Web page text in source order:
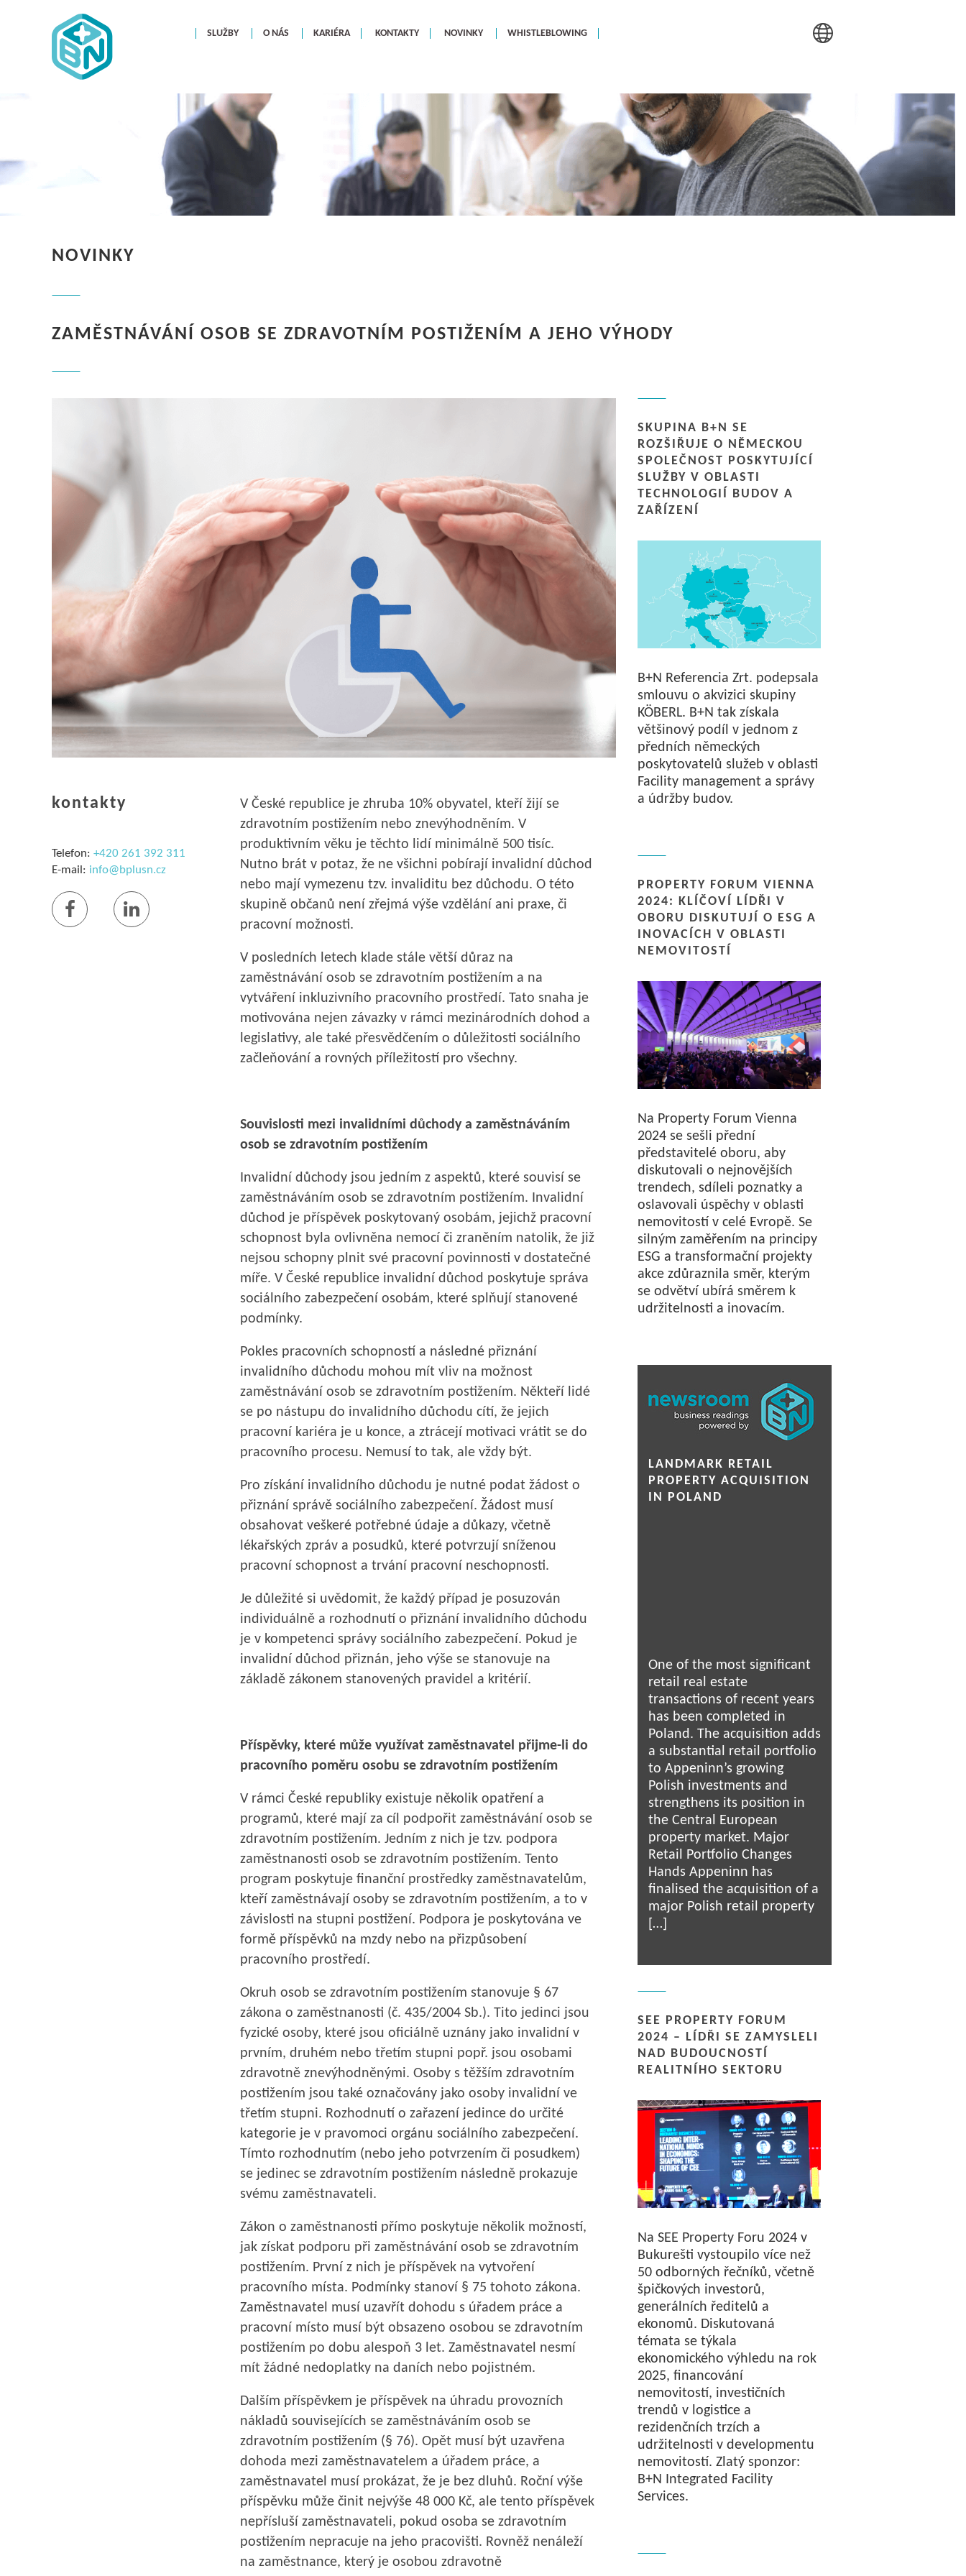
SLUŽBY O NÁS KARIÉRA KONTAKTY NOVINKY WHISTLEBLOWING
NOVINKY
ZAMĚSTNÁVÁNÍ OSOB SE ZDRAVOTNÍM POSTIŽENÍM A JEHO VÝHODY
kontakty
Telefon: +420 261 392 311
E-mail: info@bplusn.cz
V České republice je zhruba 10% obyvatel, kteří žijí se
zdravotním postižením nebo znevýhodněním. V
produktivním věku je těchto lidí minimálně 500 tisíc.
Nutno brát v potaz, že ne všichni pobírají invalidní důchod
nebo mají vymezenu tzv. invaliditu bez důchodu. O této
skupině občanů není zřejmá výše vzdělání ani praxe, či
pracovní možnosti.
V posledních letech klade stále větší důraz na
zaměstnávání osob se zdravotním postižením a na
vytváření inkluzivního pracovního prostředí. Tato snaha je
motivována nejen závazky v rámci mezinárodních dohod a
legislativy, ale také přesvědčením o důležitosti sociálního
začleňování a rovných příležitostí pro všechny.
Souvislosti mezi invalidními důchody a zaměstnáváním
osob se zdravotním postižením
Invalidní důchody jsou jedním z aspektů, které souvisí se
zaměstnáváním osob se zdravotním postižením. Invalidní
důchod je příspěvek poskytovaný osobám, jejichž pracovní
schopnost byla ovlivněna nemocí či zraněním natolik, že již
nejsou schopny plnit své pracovní povinnosti v dostatečné
míře. V České republice invalidní důchod poskytuje správa
sociálního zabezpečení osobám, které splňují stanovené
podmínky.
Pokles pracovních schopností a následné přiznání
invalidního důchodu mohou mít vliv na možnost
zaměstnávání osob se zdravotním postižením. Někteří lidé
se po nástupu do invalidního důchodu cítí, že jejich
pracovní kariéra je u konce, a ztrácejí motivaci vrátit se do
pracovního procesu. Nemusí to tak, ale vždy být.
Pro získání invalidního důchodu je nutné podat žádost o
přiznání správě sociálního zabezpečení. Žádost musí
obsahovat veškeré potřebné údaje a důkazy, včetně
lékařských zpráv a posudků, které potvrzují sníženou
pracovní schopnost a trvání pracovní neschopnosti.
Je důležité si uvědomit, že každý případ je posuzován
individuálně a rozhodnutí o přiznání invalidního důchodu
je v kompetenci správy sociálního zabezpečení. Pokud je
invalidní důchod přiznán, jeho výše se stanovuje na
základě zákonem stanovených pravidel a kritérií.
Příspěvky, které může využívat zaměstnavatel přijme-li do
pracovního poměru osobu se zdravotním postižením
V rámci České republiky existuje několik opatření a
programů, které mají za cíl podpořit zaměstnávání osob se
zdravotním postižením. Jedním z nich je tzv. podpora
zaměstnanosti osob se zdravotním postižením. Tento
program poskytuje finanční prostředky zaměstnavatelům,
kteří zaměstnávají osoby se zdravotním postižením, a to v
závislosti na stupni postižení. Podpora je poskytována ve
formě příspěvků na mzdy nebo na přizpůsobení
pracovního prostředí.
Okruh osob se zdravotním postižením stanovuje § 67
zákona o zaměstnanosti (č. 435/2004 Sb.). Tito jedinci jsou
fyzické osoby, které jsou oficiálně uznány jako invalidní v
prvním, druhém nebo třetím stupni popř. jsou osobami
zdravotně znevýhodněnými. Osoby s těžším zdravotním
postižením jsou také označovány jako osoby invalidní ve
třetím stupni. Rozhodnutí o zařazení jedince do určité
kategorie je v pravomoci orgánu sociálního zabezpečení.
Tímto rozhodnutím (nebo jeho potvrzením či posudkem)
se jedinec se zdravotním postižením následně prokazuje
svému zaměstnavateli.
Zákon o zaměstnanosti přímo poskytuje několik možností,
jak získat podporu při zaměstnávání osob se zdravotním
postižením. První z nich je příspěvek na vytvoření
pracovního místa. Podmínky stanoví § 75 tohoto zákona.
Zaměstnavatel musí uzavřít dohodu s úřadem práce a
pracovní místo musí být obsazeno osobou se zdravotním
postižením po dobu alespoň 3 let. Zaměstnavatel nesmí
mít žádné nedoplatky na daních nebo pojistném.
Dalším příspěvkem je příspěvek na úhradu provozních
nákladů souvisejících se zaměstnáváním osob se
zdravotním postižením (§ 76). Opět musí být uzavřena
dohoda mezi zaměstnavatelem a úřadem práce, a
zaměstnavatel musí prokázat, že je bez dluhů. Roční výše
příspěvku může činit nejvýše 48 000 Kč, ale tento příspěvek
nepřísluší zaměstnavateli, pokud osoba se zdravotním
postižením nepracuje na jeho pracovišti. Rovněž nenáleží
na zaměstnance, který je osobou zdravotně
SKUPINA B+N SE
ROZŠIŘUJE O NĚMECKOU
SPOLEČNOST POSKYTUJÍCÍ
SLUŽBY V OBLASTI
TECHNOLOGIÍ BUDOV A
ZAŘÍZENÍ
B+N Referencia Zrt. podepsala
smlouvu o akvizici skupiny
KÖBERL. B+N tak získala
většinový podíl v jednom z
předních německých
poskytovatelů služeb v oblasti
Facility management a správy
a údržby budov.
PROPERTY FORUM VIENNA
2024: KLÍČOVÍ LÍDŘI V
OBORU DISKUTUJÍ O ESG A
INOVACÍCH V OBLASTI
NEMOVITOSTÍ
Na Property Forum Vienna
2024 se sešli přední
představitelé oboru, aby
diskutovali o nejnovějších
trendech, sdíleli poznatky a
oslavovali úspěchy v oblasti
nemovitostí v celé Evropě. Se
silným zaměřením na principy
ESG a transformační projekty
akce zdůraznila směr, kterým
se odvětví ubírá směrem k
udržitelnosti a inovacím.
LANDMARK RETAIL
PROPERTY ACQUISITION
IN POLAND
One of the most significant
retail real estate
transactions of recent years
has been completed in
Poland. The acquisition adds
a substantial retail portfolio
to Appeninn’s growing
Polish investments and
strengthens its position in
the Central European
property market. Major
Retail Portfolio Changes
Hands Appeninn has
finalised the acquisition of a
major Polish retail property
[…]
SEE PROPERTY FORUM
2024 – LÍDŘI SE ZAMYSLELI
NAD BUDOUCNOSTÍ
REALITNÍHO SEKTORU
Na SEE Property Foru 2024 v
Bukurešti vystoupilo více než
50 odborných řečníků, včetně
špičkových investorů,
generálních ředitelů a
ekonomů. Diskutovaná
témata se týkala
ekonomického výhledu na rok
2025, financování
nemovitostí, investičních
trendů v logistice a
rezidenčních trzích a
udržitelnosti v developmentu
nemovitostí. Zlatý sponzor:
B+N Integrated Facility
Services.